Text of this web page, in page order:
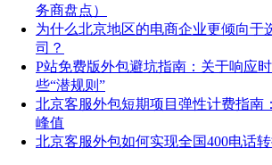
务商盘点）
为什么北京地区的电商企业更倾向于
司？
P站免费版外包避坑指南：关于响应
些“潜规则”
北京客服外包短期项目弹性计费指南
峰值
北京客服外包如何实现全国400电话